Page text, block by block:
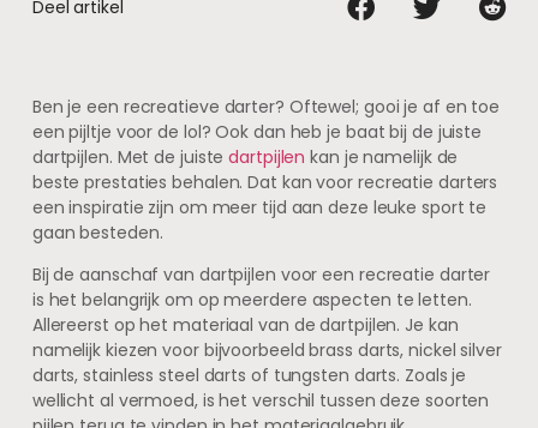
Deel artikel
Ben je een recreatieve darter? Oftewel; gooi je af en toe
een pijltje voor de lol? Ook dan heb je baat bij de juiste
dartpijlen. Met de juistedartpijlen kan je namelijk de
beste prestaties behalen. Dat kan voor recreatie darters
een inspiratie zijn om meer tijd aan deze leuke sport te
gaan besteden.
Bij de aanschaf van dartpijlen voor een recreatie darter
is het belangrijk om op meerdere aspecten te letten.
Allereerst op het materiaal van de dartpijlen. Je kan
namelijk kiezen voor bijvoorbeeld brass darts, nickel silver
darts, stainless steel darts of tungsten darts. Zoals je
wellicht al vermoed, is het verschil tussen deze soorten